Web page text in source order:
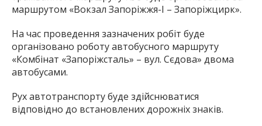
маршрутом «Вокзал Запоріжжя-І – Запоріжцирк».
На час проведення зазначених робіт буде
організовано роботу автобусного маршруту
«Комбінат «Запоріжсталь» – вул. Сєдова» двома
автобусами.
Рух автотранспорту буде здійснюватися
відповідно до встановлених дорожніх знаків.